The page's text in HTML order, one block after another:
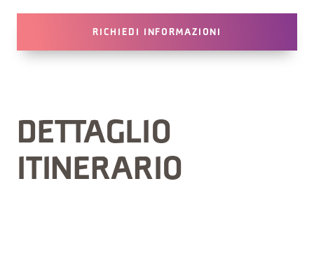
RICHIEDI INFORMAZIONI
DETTAGLIO
ITINERARIO